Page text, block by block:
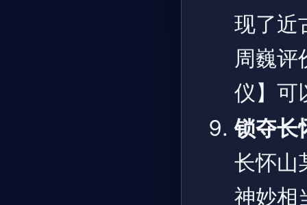
现了近
周巍评
仪】可
锁夺长
长怀山
神妙相